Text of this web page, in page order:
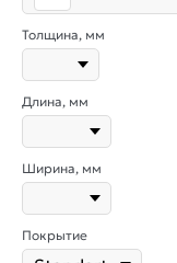
Толщина, мм
Длина, мм
Ширина, мм
Покрытие